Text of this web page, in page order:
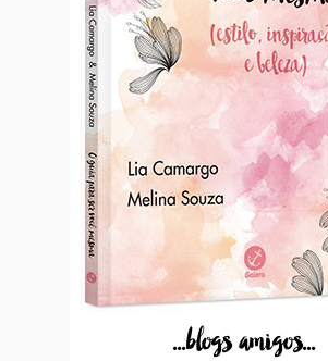
...blogs amigos...